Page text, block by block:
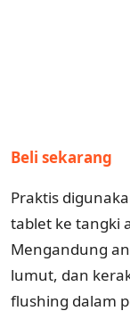
Beli sekarang
Praktis
tablet ke tangki
Mengandung
lumut, dan
flushing dalam